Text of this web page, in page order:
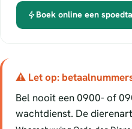
Boek online een
⚠ Let op:
Bel nooit een 0900- of
wachtdienst. De